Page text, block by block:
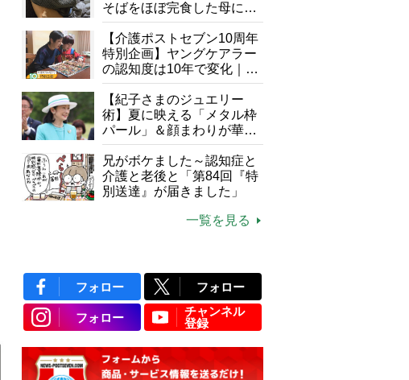
そばをほぼ完食した母に息
子が血の気が引いた理由
【介護ポストセブン10周年
特別企画】ヤングケアラー
の認知度は10年で変化｜流
行語大賞にノミネート、法
律にも明記されたが果たし
て現在は？
【紀子さまのジュエリー
術】夏に映える「メタル枠
パール」＆顔まわりが華や
ぐ「揺れる一粒」の使い分
け方
兄がボケました～認知症と
介護と老後と「第84回『特
別送達』が届きました」
一覧を見る
フォロー フォロー
フォロー
チャンネル
登録